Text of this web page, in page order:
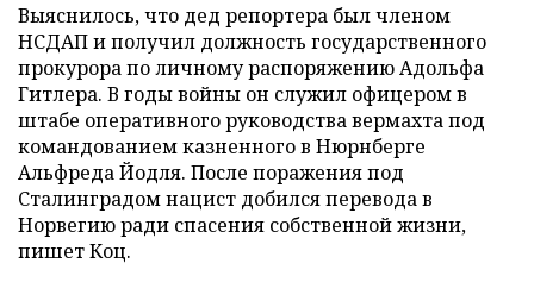
Выяснилось, что дед репортера был членом
НСДАП и получил должность государственного
прокурора по личному распоряжению Адольфа
Гитлера. В годы войны он служил офицером в
штабе оперативного руководства вермахта под
командованием казненного в Нюрнберге
Альфреда Йодля. После поражения под
Сталинградом нацист добился перевода в
Норвегию ради спасения собственной жизни,
пишет Коц.